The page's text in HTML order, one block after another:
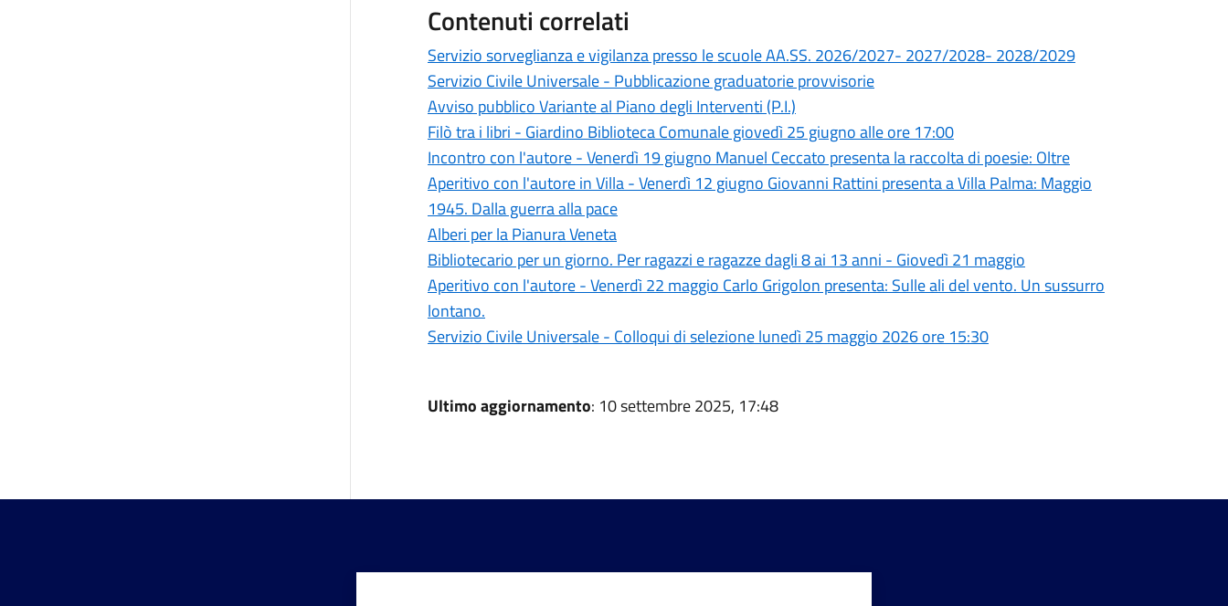
Contenuti correlati
Servizio sorveglianza e vigilanza presso le scuole AA.SS. 2026/2027- 2027/2028- 2028/2029
Servizio Civile Universale - Pubblicazione graduatorie provvisorie
Avviso pubblico Variante al Piano degli Interventi (P.I.)
Filò tra i libri - Giardino Biblioteca Comunale giovedì 25 giugno alle ore 17:00
Incontro con l'autore - Venerdì 19 giugno Manuel Ceccato presenta la raccolta di poesie: Oltre
Aperitivo con l'autore in Villa - Venerdì 12 giugno Giovanni Rattini presenta a Villa Palma: Maggio
1945. Dalla guerra alla pace
Alberi per la Pianura Veneta
Bibliotecario per un giorno. Per ragazzi e ragazze dagli 8 ai 13 anni - Giovedì 21 maggio
Aperitivo con l'autore - Venerdì 22 maggio Carlo Grigolon presenta: Sulle ali del vento. Un sussurro
lontano.
Servizio Civile Universale - Colloqui di selezione lunedì 25 maggio 2026 ore 15:30
Ultimo aggiornamento: 10 settembre 2025, 17:48